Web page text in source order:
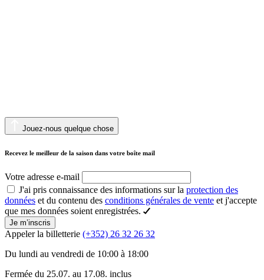
Jouez-nous quelque chose
Recevez le meilleur de la saison dans votre boîte mail
Votre adresse e-mail
J'ai pris connaissance des informations sur la protection des
données et du contenu des conditions générales de vente et j'accepte
que mes données soient enregistrées.
Je m’inscris
Appeler la billetterie (+352) 26 32 26 32
Du lundi au vendredi de 10:00 à 18:00
Fermée du 25.07. au 17.08. inclus